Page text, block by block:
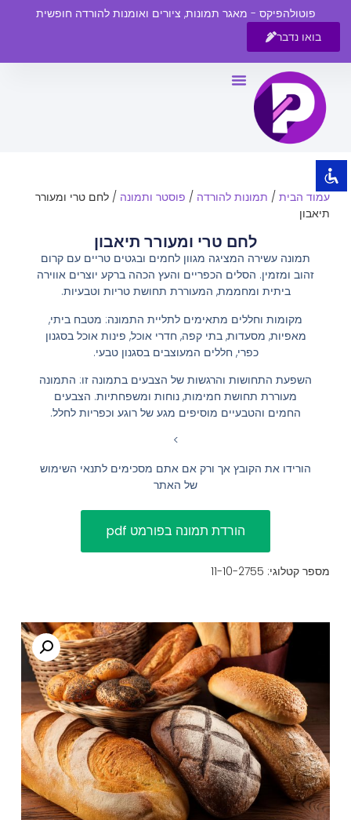
visibility_off השבת את ההבזקים
title סמן כותרות
צבע רקע
zoom_out
zoom_in זום (הגדלה)
הגדלת גופן
גופן קריא
ניגודיות בהירה
ניגודיות כהה
הוסף קו תחתון לקישורים
סמן קישורים
לאפס
כל
השארת משוב
הצהרת נגישות
פוטולהפיקס - מאגר תמונות, ציורים ואומנות להורדה חופשית
בואו נדבר
עמוד הבית/ תמונות להורדה / פוסטר ותמונה / לחם טרי ומעורר
תיאבון
לחם טרי ומעורר תיאבון
תמונה עשירה המציגה מגוון לחמים ובגטים טריים עם קרום
זהוב ומזמין. הסלים הכפריים והעץ הכהה ברקע יוצרים אווירה
ביתית ומחממת, המעוררת תחושת טריות וטבעיות.
מקומות וחללים מתאימים לתליית התמונה: מטבח ביתי,
מאפיות, מסעדות, בתי קפה, חדרי אוכל, פינות אוכל בסגנון
כפרי, חללים המעוצבים בסגנון טבעי.
השפעת התחושות והרגשות של הצבעים בתמונה זו: התמונה
מעוררת תחושת חמימות, נוחות ומשפחתיות. הצבעים
החמים והטבעיים מוסיפים מגע של רוגע וכפריות לחלל.
>
הורידו את הקובץ אך ורק אם אתם מסכימים לתנאי השימוש
של האתר
מספר קטלוגי: 11-10-2755